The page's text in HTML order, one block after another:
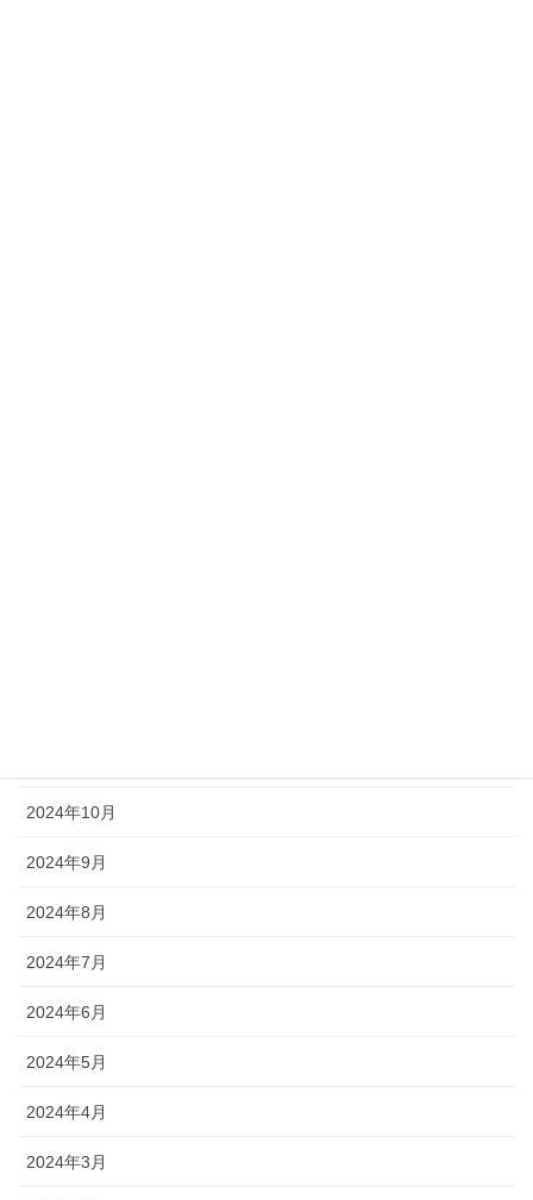
2024年10月
2024年9月
2024年8月
2024年7月
2024年6月
2024年5月
2024年4月
2024年3月